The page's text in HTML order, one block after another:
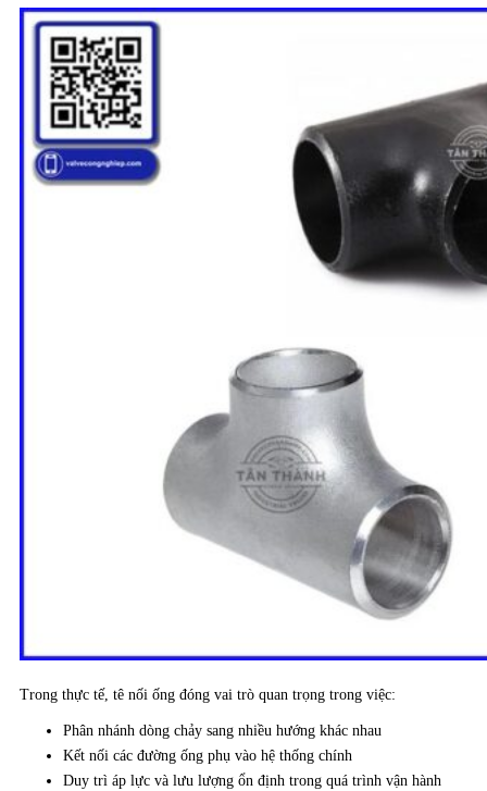
Trong thực tế, tê nối ống đóng vai trò quan trọng trong việc:
Phân nhánh dòng chảy sang nhiều hướng khác nhau
Kết nối các đường ống phụ vào hệ thống chính
Duy trì áp lực và lưu lượng ổn định trong quá trình vận hành